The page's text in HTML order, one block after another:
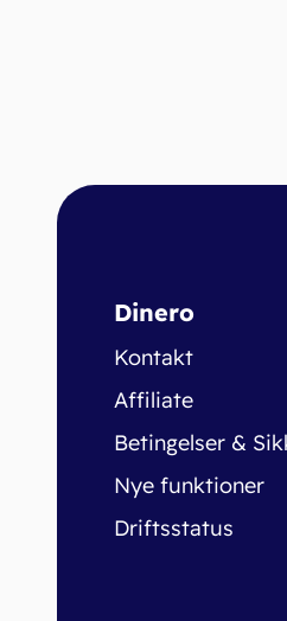
Dinero
Kontakt
Affiliate
Betingelser &
Nye funktioner
Driftsstatus